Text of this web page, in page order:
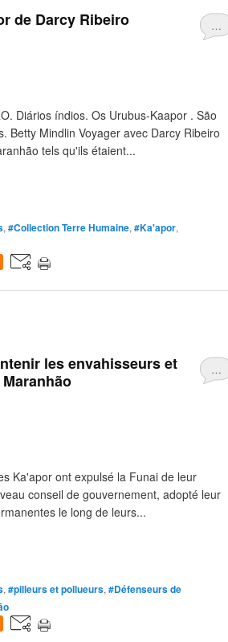
…
de Darcy Ribeiro
Diários índios. Os Urubus-Kaapor . São
Betty Mindlin Voyager avec Darcy Ribeiro
tels qu'ils étaient...
, #Collection Terre Humaine, #Ka'apor,
…
les envahisseurs et
Ka'apor ont expulsé la Funai de leur
conseil de gouvernement, adopté leur
le long de leurs...
, #pilleurs et pollueurs, #Défenseurs de